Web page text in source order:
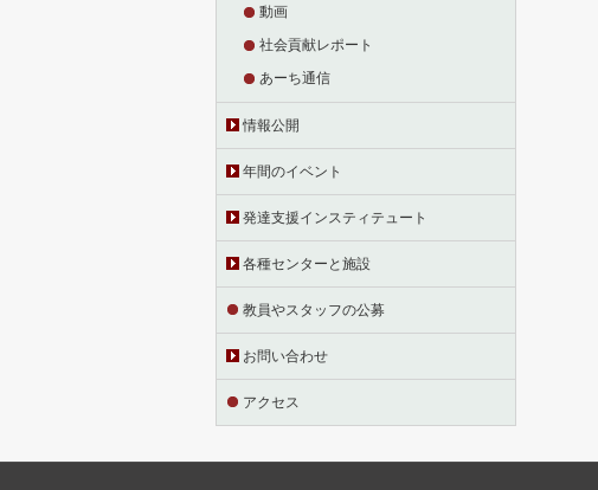
動画
社会貢献レポート
あーち通信
情報公開
年間のイベント
発達支援インスティテュート
各種センターと施設
教員やスタッフの公募
お問い合わせ
アクセス